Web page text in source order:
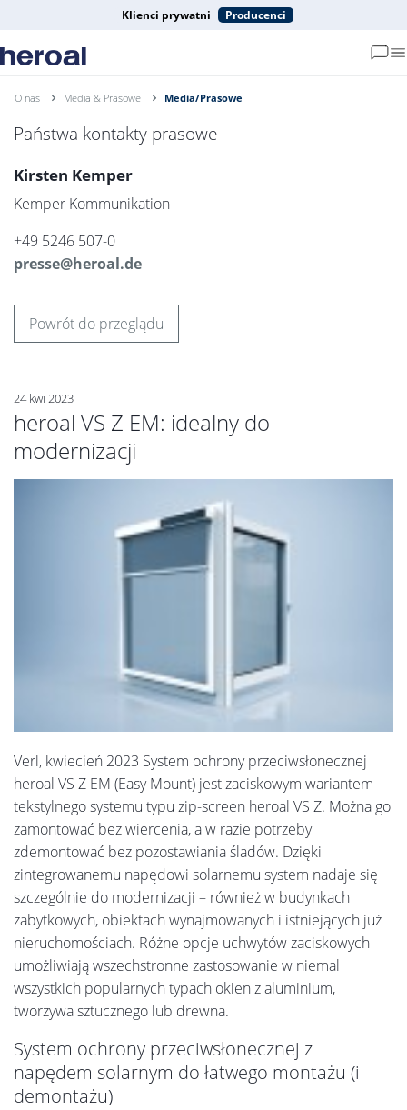
Klienci prywatni Producenci
O nas Media & Prasowe Media/Prasowe
Państwa kontakty prasowe
Kirsten Kemper
Kemper Kommunikation
+49 5246 507-0
presse@heroal.de
Powrót do przeglądu
24 kwi 2023
heroal VS Z EM: idealny do
modernizacji
Verl, kwiecień 2023 System ochrony przeciwsłonecznej
heroal VS Z EM (Easy Mount) jest zaciskowym wariantem
tekstylnego systemu typu zip-screen heroal VS Z. Można go
zamontować bez wiercenia, a w razie potrzeby
zdemontować bez pozostawiania śladów. Dzięki
zintegrowanemu napędowi solarnemu system nadaje się
szczególnie do modernizacji – również w budynkach
zabytkowych, obiektach wynajmowanych i istniejących już
nieruchomościach. Różne opcje uchwytów zaciskowych
umożliwiają wszechstronne zastosowanie w niemal
wszystkich popularnych typach okien z aluminium,
tworzywa sztucznego lub drewna.
System ochrony przeciwsłonecznej z
napędem solarnym do łatwego montażu (i
demontażu)